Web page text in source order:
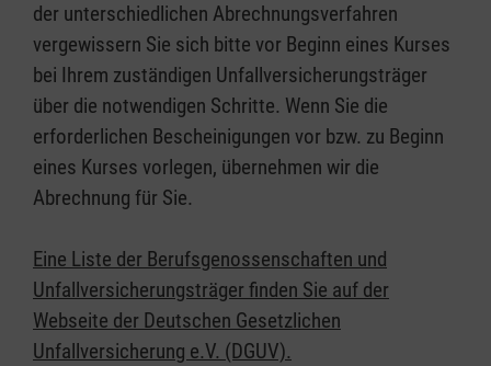
der unterschiedlichen Abrechnungsverfahren
vergewissern Sie sich bitte vor Beginn eines Kurses
bei Ihrem zuständigen Unfallversicherungsträger
über die notwendigen Schritte. Wenn Sie die
erforderlichen Bescheinigungen vor bzw. zu Beginn
eines Kurses vorlegen, übernehmen wir die
Abrechnung für Sie.
Eine Liste der Berufsgenossenschaften und
Unfallversicherungsträger finden Sie auf der
Webseite der Deutschen Gesetzlichen
Unfallversicherung e.V. (DGUV).